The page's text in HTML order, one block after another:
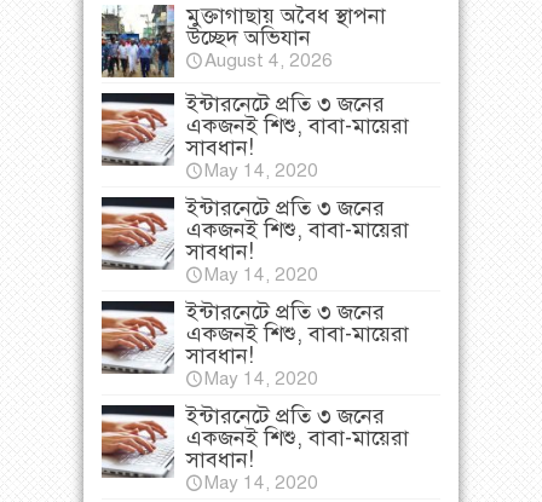
মুক্তাগাছায় অবৈধ স্থাপনা
উচ্ছেদ অভিযান
August 4, 2026
ইন্টারনেটে প্রতি ৩ জনের
একজনই শিশু, বাবা-মায়েরা
সাবধান!
May 14, 2020
ইন্টারনেটে প্রতি ৩ জনের
একজনই শিশু, বাবা-মায়েরা
সাবধান!
May 14, 2020
ইন্টারনেটে প্রতি ৩ জনের
একজনই শিশু, বাবা-মায়েরা
সাবধান!
May 14, 2020
ইন্টারনেটে প্রতি ৩ জনের
একজনই শিশু, বাবা-মায়েরা
সাবধান!
May 14, 2020